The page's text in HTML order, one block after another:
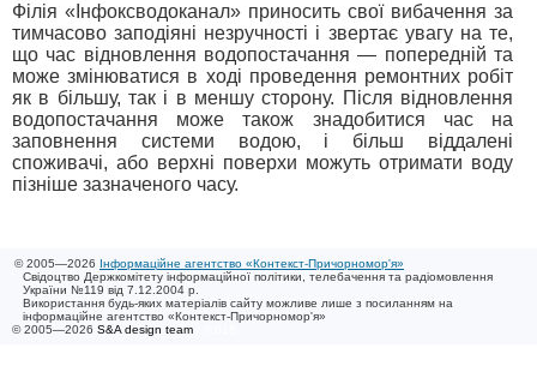
Філія «Інфоксводоканал» приносить свої вибачення за
тимчасово заподіяні незручності і звертає увагу на те,
що час відновлення водопостачання — попередній та
може змінюватися в ході проведення ремонтних робіт
як в більшу, так і в меншу сторону. Після відновлення
водопостачання може також знадобитися час на
заповнення системи водою, і більш віддалені
споживачі, або верхні поверхи можуть отримати воду
пізніше зазначеного часу.
© 2005—2026 Інформаційне агентство «Контекст-Причорномор'я»
Свідоцтво Держкомітету інформаційної політики, телебачення та радіомовлення
України №119 від 7.12.2004 р.
Використання будь-яких матеріалів сайту можливе лише з посиланням на
інформаційне агентство «Контекст-Причорномор'я»
© 2005—2026 S&A design team